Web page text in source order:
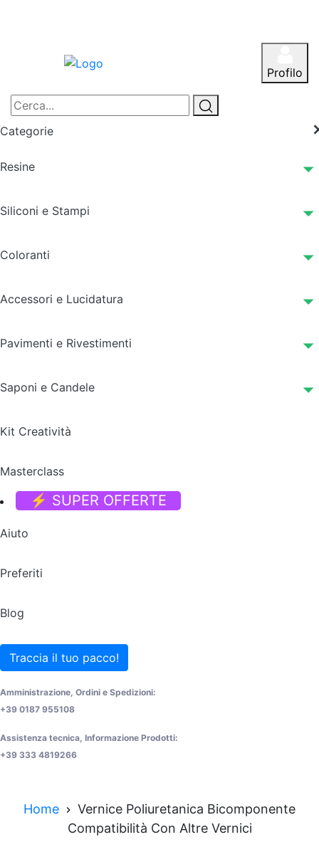
Profilo
Categorie
Resine
Siliconi e Stampi
Coloranti
Accessori e Lucidatura
Pavimenti e Rivestimenti
Saponi e Candele
Kit Creatività
Masterclass
⚡ SUPER OFFERTE
Aiuto
Preferiti
Blog
Traccia il tuo pacco!
Amministrazione, Ordini e Spedizioni:
+39 0187 955108
Assistenza tecnica, Informazione Prodotti:
+39 333 4819266
Home
Vernice Poliuretanica Bicomponente
Compatibilità Con Altre Vernici